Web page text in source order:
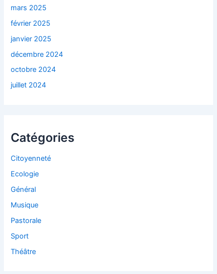
mars 2025
février 2025
janvier 2025
décembre 2024
octobre 2024
juillet 2024
Catégories
Citoyenneté
Ecologie
Général
Musique
Pastorale
Sport
Théâtre